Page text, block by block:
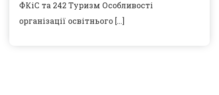
ФКіС та 242 Туризм Особливості
організації освітнього […]